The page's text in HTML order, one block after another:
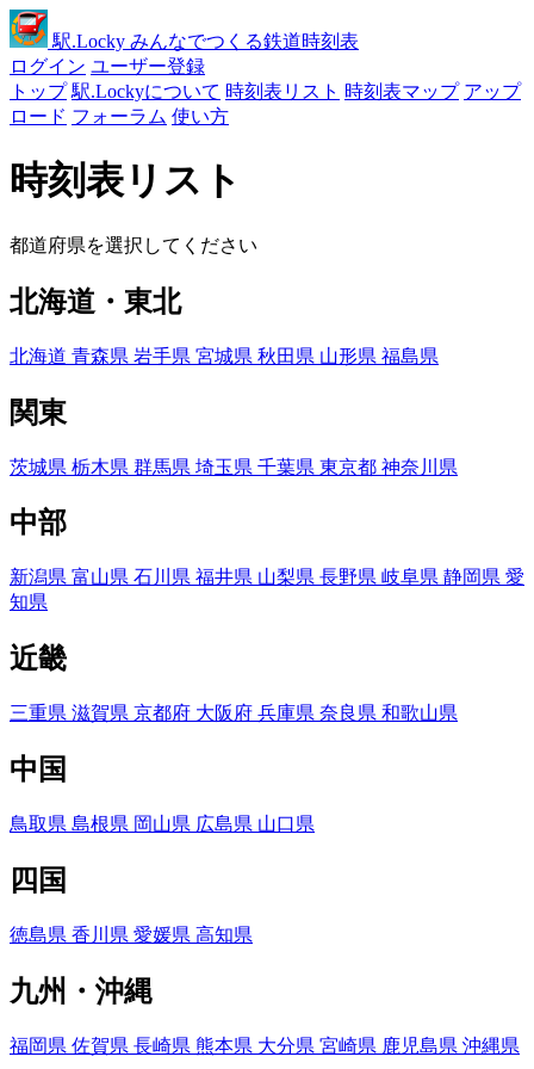
駅.Locky みんなでつくる鉄道時刻表
ログイン ユーザー登録
トップ 駅.Lockyについて 時刻表リスト 時刻表マップ アップ
ロード フォーラム 使い方
時刻表リスト
都道府県を選択してください
北海道・東北
北海道 青森県 岩手県 宮城県 秋田県 山形県 福島県
関東
茨城県 栃木県 群馬県 埼玉県 千葉県 東京都 神奈川県
中部
新潟県 富山県 石川県 福井県 山梨県 長野県 岐阜県 静岡県 愛
知県
近畿
三重県 滋賀県 京都府 大阪府 兵庫県 奈良県 和歌山県
中国
鳥取県 島根県 岡山県 広島県 山口県
四国
徳島県 香川県 愛媛県 高知県
九州・沖縄
福岡県 佐賀県 長崎県 熊本県 大分県 宮崎県 鹿児島県 沖縄県